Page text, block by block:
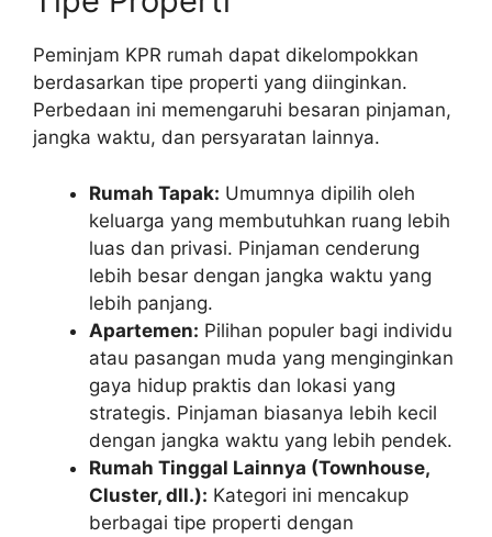
Peminjam KPR rumah dapat dikelompokkan
berdasarkan tipe properti yang diinginkan.
Perbedaan ini memengaruhi besaran pinjaman,
jangka waktu, dan persyaratan lainnya.
Rumah Tapak: Umumnya dipilih oleh
keluarga yang membutuhkan ruang lebih
luas dan privasi. Pinjaman cenderung
lebih besar dengan jangka waktu yang
lebih panjang.
Apartemen: Pilihan populer bagi individu
atau pasangan muda yang menginginkan
gaya hidup praktis dan lokasi yang
strategis. Pinjaman biasanya lebih kecil
dengan jangka waktu yang lebih pendek.
Rumah Tinggal Lainnya (Townhouse,
Cluster, dll.): Kategori ini mencakup
berbagai tipe properti dengan